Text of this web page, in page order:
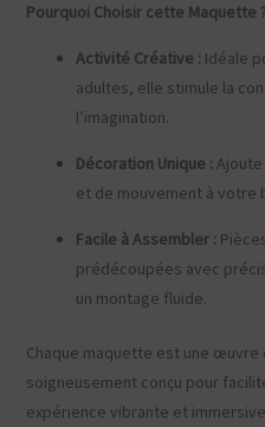
Pourquoi Choisir cette Maquette ?
Activité Créative : Idéale
adultes, elle stimule la
l’imagination.
Décoration Unique :
et de mouvement à votre
Facile à Assembler :
prédécoupées avec
un montage fluide.
Chaque maquette est une œuvre
soigneusement conçu pour
expérience vibrante et